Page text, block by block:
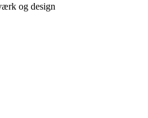
og design